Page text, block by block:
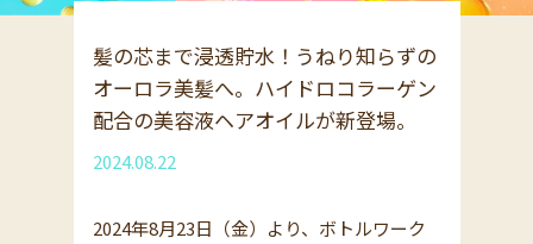
髪の芯まで浸透貯水！うねり知らずの
オーロラ美髪へ。ハイドロコラーゲン
配合の美容液ヘアオイルが新登場。
2024.08.22
2024年8月23日（金）より、ボトルワーク